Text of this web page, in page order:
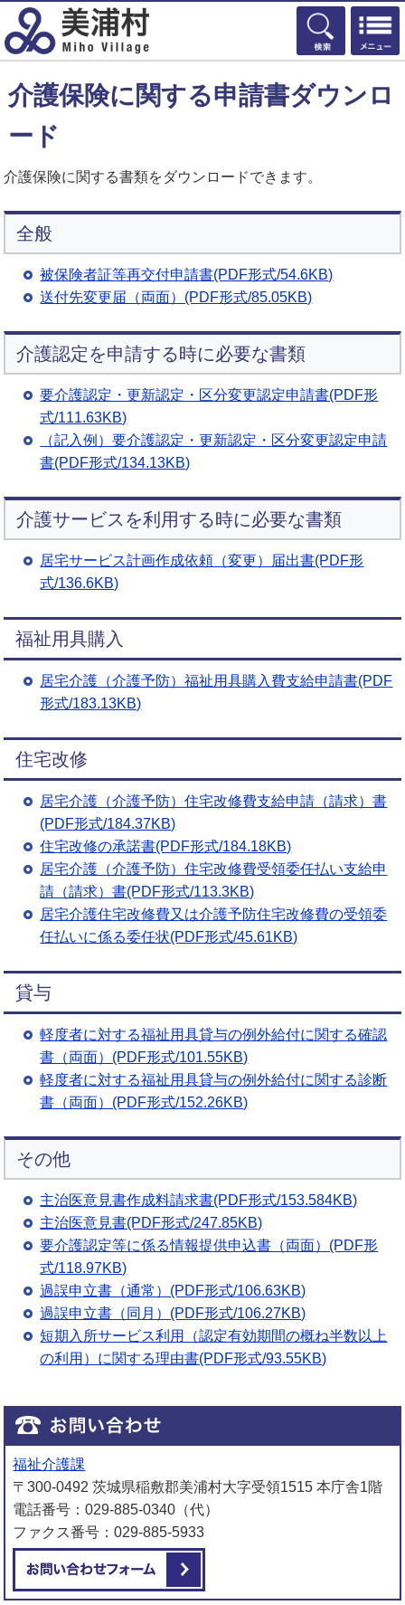
検索
介護保険に関する申請書ダウンロ
ード
介護保険に関する書類をダウンロードできます。
全般
被保険者証等再交付申請書(PDF形式/54.6KB)
送付先変更届（両面）(PDF形式/85.05KB)
介護認定を申請する時に必要な書類
要介護認定・更新認定・区分変更認定申請書(PDF形
式/111.63KB)
（記入例）要介護認定・更新認定・区分変更認定申請
書(PDF形式/134.13KB)
介護サービスを利用する時に必要な書類
居宅サービス計画作成依頼（変更）届出書(PDF形
式/136.6KB)
福祉用具購入
居宅介護（介護予防）福祉用具購入費支給申請書(PDF
形式/183.13KB)
住宅改修
居宅介護（介護予防）住宅改修費支給申請（請求）書
(PDF形式/184.37KB)
住宅改修の承諾書(PDF形式/184.18KB)
居宅介護（介護予防）住宅改修費受領委任払い支給申
請（請求）書(PDF形式/113.3KB)
居宅介護住宅改修費又は介護予防住宅改修費の受領委
任払いに係る委任状(PDF形式/45.61KB)
貸与
軽度者に対する福祉用具貸与の例外給付に関する確認
書（両面）(PDF形式/101.55KB)
軽度者に対する福祉用具貸与の例外給付に関する診断
書（両面）(PDF形式/152.26KB)
その他
主治医意見書作成料請求書(PDF形式/153.584KB)
主治医意見書(PDF形式/247.85KB)
要介護認定等に係る情報提供申込書（両面）(PDF形
式/118.97KB)
過誤申立書（通常）(PDF形式/106.63KB)
過誤申立書（同月）(PDF形式/106.27KB)
短期入所サービス利用（認定有効期間の概ね半数以上
の利用）に関する理由書(PDF形式/93.55KB)
福祉介護課
〒300-0492 茨城県稲敷郡美浦村大字受領1515 本庁舎1階
電話番号：029-885-0340（代）
ファクス番号：029-885-5933